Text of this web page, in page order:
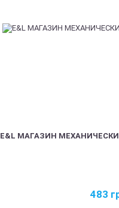
E&L МАГАЗИН МЕХАНИЧЕСКИЙ
483